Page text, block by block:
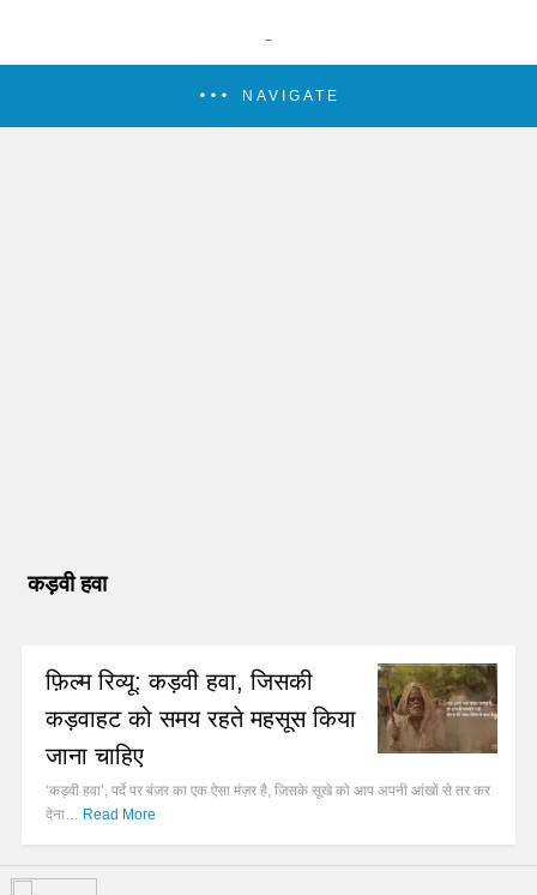
NAVIGATE
कड़वी हवा
फ़िल्म रिव्यू: कड़वी हवा, जिसकी
कड़वाहट को समय रहते महसूस किया
जाना चाहिए
‘कड़वी हवा’, पर्दे पर बंजर का एक ऐसा मंज़र है, जिसके सूखे को आप अपनी आंखों से तर कर
देना… Read More